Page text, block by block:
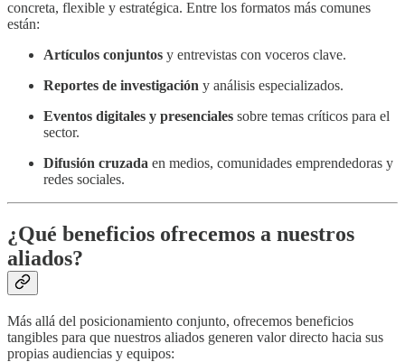
concreta, flexible y estratégica. Entre los formatos más comunes
están:
Artículos conjuntos y entrevistas con voceros clave.
Reportes de investigación y análisis especializados.
Eventos digitales y presenciales sobre temas críticos para el
sector.
Difusión cruzada en medios, comunidades emprendedoras y
redes sociales.
¿Qué beneficios ofrecemos a nuestros
aliados?
Más allá del posicionamiento conjunto, ofrecemos beneficios
tangibles para que nuestros aliados generen valor directo hacia sus
propias audiencias y equipos: